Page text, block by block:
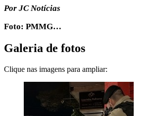
Por JC Notícias
Foto: PMMG…
Galeria de fotos
Clique nas imagens para ampliar: